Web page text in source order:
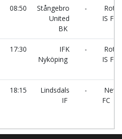
08:50
Stångebro
United
BK
-
IS FF
17:30
IFK
Nyköping
-
IS FF
18:15
Lindsdals
IF
-
New
FC